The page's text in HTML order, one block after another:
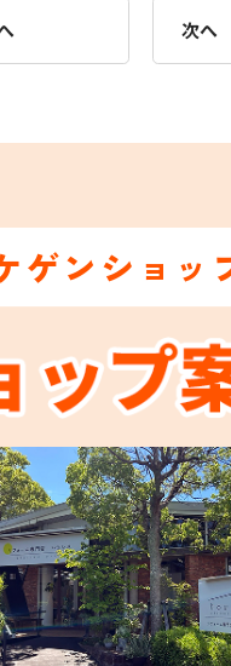
次へ
ゲンショッ